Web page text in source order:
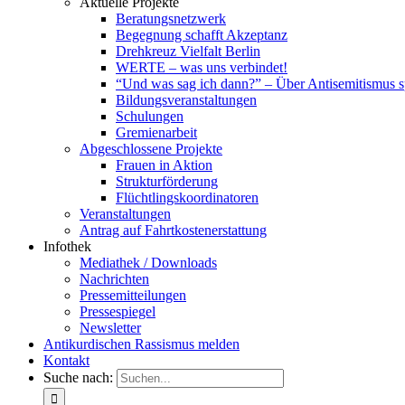
Beratungsnetzwerk
Begegnung schafft Akzeptanz
Drehkreuz Vielfalt Berlin
WERTE – was uns verbindet!
“Und was sag ich dann?” – Über Antisemitismus
Bildungsveranstaltungen
Schulungen
Gremienarbeit
Abgeschlossene Projekte
Frauen in Aktion
Strukturförderung
Flüchtlingskoordinatoren
Veranstaltungen
Antrag auf Fahrtkostenerstattung
Infothek
Mediathek / Downloads
Nachrichten
Pressemitteilungen
Pressespiegel
Newsletter
Antikurdischen Rassismus melden
Kontakt
Suche nach: